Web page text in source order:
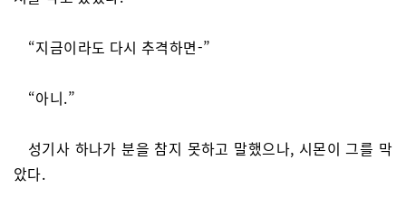
“지금이라도 다시 추격하면-”
“아니.”
성기사 하나가 분을 참지 못하고 말했으나, 시몬이 그를 막
았다.